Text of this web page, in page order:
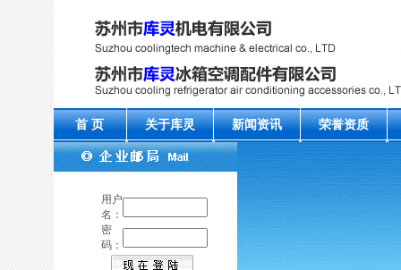
首 页 关于库灵 新闻资讯 荣誉资质
用户
名：
密
码：